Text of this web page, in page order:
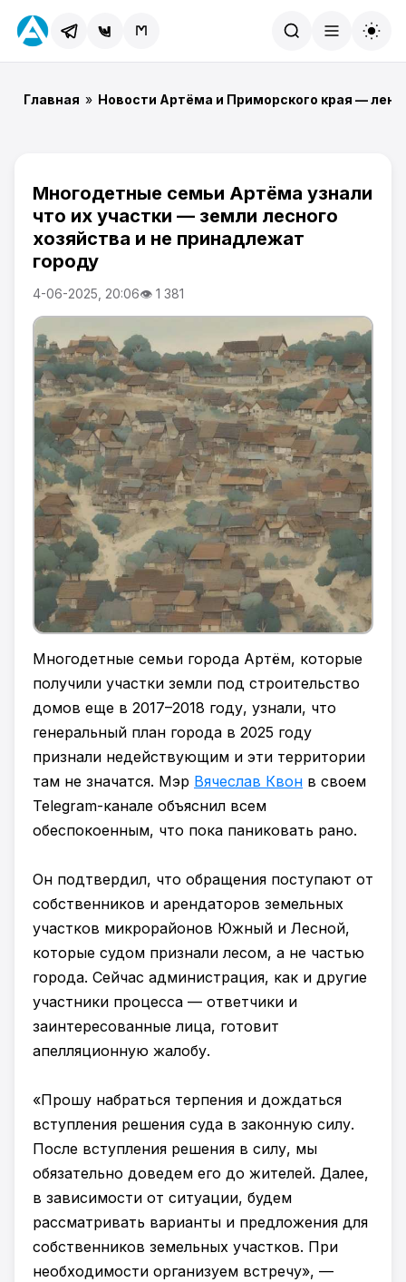
Главная » Новости Артёма и Приморского края —
Многодетные семьи Артёма узнали
что их участки — земли лесного
хозяйства и не принадлежат
городу
4-06-2025, 20:06👁 1 381
Многодетные семьи города Артём, которые
получили участки земли под строительство
домов еще в 2017–2018 году, узнали, что
генеральный план города в 2025 году
признали недействующим и эти территории
там не значатся. Мэр Вячеслав Квон в своем
Telegram-канале объяснил всем
обеспокоенным, что пока паниковать рано.
Он подтвердил, что обращения поступают от
собственников и арендаторов земельных
участков микрорайонов Южный и Лесной,
которые судом признали лесом, а не частью
города. Сейчас администрация, как и другие
участники процесса — ответчики и
заинтересованные лица, готовит
апелляционную жалобу.
«Прошу набраться терпения и дождаться
вступления решения суда в законную силу.
После вступления решения в силу, мы
обязательно доведем его до жителей. Далее,
в зависимости от ситуации, будем
рассматривать варианты и предложения для
собственников земельных участков. При
необходимости организуем встречу», —